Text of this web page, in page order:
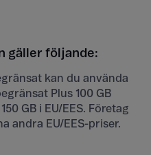
gäller följande:
kan du använda
Plus 100 GB
GB i EU/EES. Företag
andra EU/EES-priser.